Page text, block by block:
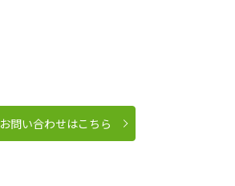
お問い合わせはこちら